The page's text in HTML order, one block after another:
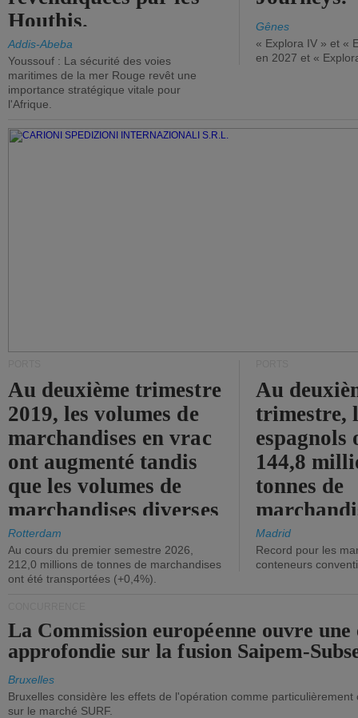
Houthis.
Addis-Abeba
Youssouf : La sécurité des voies
maritimes de la mer Rouge revêt une
importance stratégique vitale pour
l'Afrique.
Gênes
« Explora IV » et «
en 2027 et «
Au deuxième trimestre
2019, les volumes de
marchandises en vrac
ont augmenté tandis
que les volumes de
marchandises diverses
ont diminué.
Rotterdam
Au cours du premier semestre 2026,
212,0 millions de tonnes de marchandises
ont été transportées (+0,4%).
Au
trimestre,
144,8
tonnes de
(+2,9%).
Madrid
Record pour les
conteneurs
La Commission européenne ouvre une
approfondie sur la fusion Saipem-
Bruxelles
Bruxelles considère les effets de l'opération comme
sur le marché SURF.